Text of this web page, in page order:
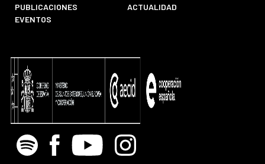
PUBLICACIONES
ACTUALIDAD
EVENTOS
Spotify Facebook
Youtube Instagram